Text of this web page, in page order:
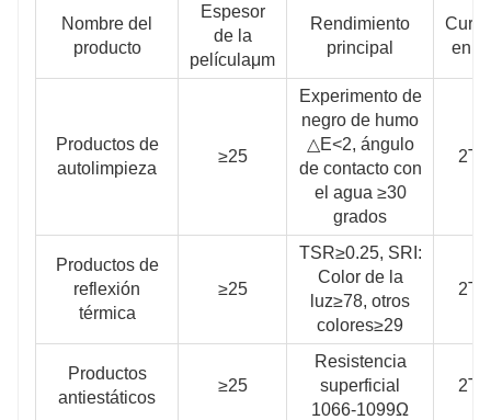
Nombre del
producto
Espesor
de la
películaμm
Rendimiento
principal
Curva
en T
Productos de
autolimpieza
≥25
Experimento de
negro de humo
△E<2, ángulo
de contacto con
el agua ≥30
grados
2T
Productos de
reflexión
térmica
≥25
TSR≥0.25, SRI:
Color de la
luz≥78, otros
colores≥29
2T
Productos
antiestáticos
≥25
Resistencia
superficial
1066-1099Ω
2T